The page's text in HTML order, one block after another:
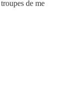
de me